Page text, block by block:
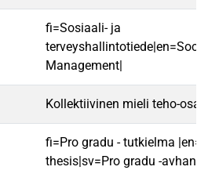
fi=Sosiaali- ja
Management|
Kollektiivinen mieli teho-
fi=Pro gradu - tutkielma
thesis|sv=Pro gradu -